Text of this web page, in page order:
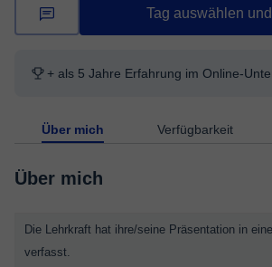
Tag auswählen
+ als 5 Jahre Erfahrung im Online-
Über mich Verfügbarkeit
Über mich
Die Lehrkraft hat ihre/seine Präsentation in
verfasst.